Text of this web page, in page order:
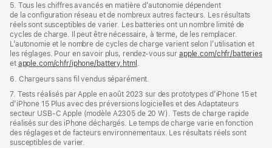
5. Tous les chiffres avancés en matière d’autonomie dépendent
de la configuration réseau et de nombreux autres facteurs. Les résultats
réels sont susceptibles de varier. Les batteries ont un nombre limité de
cycles de charge. Il peut être nécessaire, à terme, de les remplacer.
L’autonomie et le nombre de cycles de charge varient selon l’utilisation et
les réglages. Pour en savoir plus, rendez-vous sur apple.com/chfr/batteries
et apple.com/chfr/iphone/battery.html .
6. Chargeurs sans fil vendus séparément.
7. Tests réalisés par Apple en août 2023 sur des prototypes d’iPhone 15 et
d’iPhone 15 Plus avec des préversions logicielles et des Adaptateurs
secteur USB‑C Apple (modèle A2305 de 20 W). Tests de charge rapide
réalisés sur des iPhone déchargés. Le temps de charge varie en fonction
des réglages et de facteurs environnementaux. Les résultats réels sont
susceptibles de varier.